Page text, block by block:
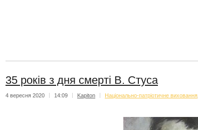
35 років з дня смерті В. Стуса
4 вересня 2020 14:09 Kapiton Національно-патріотичне виховання